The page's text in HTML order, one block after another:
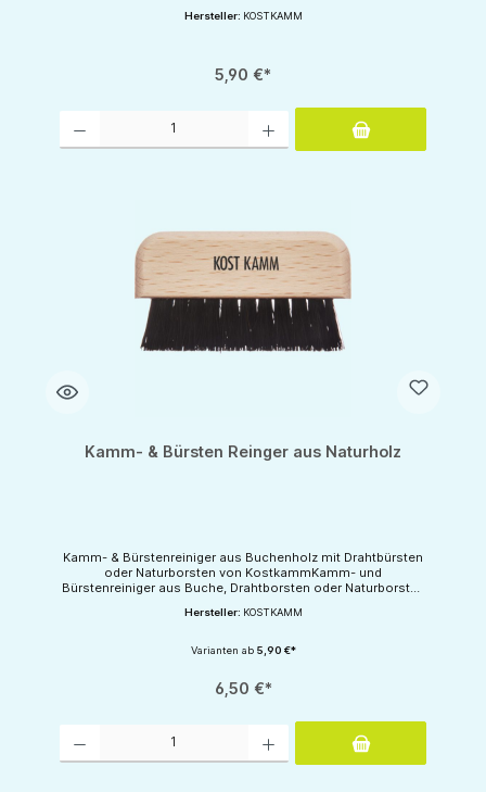
Hersteller: KOSTKAMM
5,90 €*
Kamm- & Bürsten Reinger aus Naturholz
Kamm- & Bürstenreiniger aus Buchenholz mit Drahtbürsten
oder Naturborsten von KostkammKamm- und
Bürstenreiniger aus Buche, Drahtborsten oder Naturborsten
Hersteller: KOSTKAMM
Varianten ab5,90 €*
6,50 €*